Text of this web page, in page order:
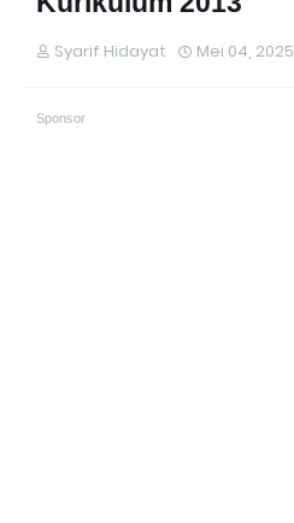
Syarif Hidayat Mei 04, 2025
Sponsor